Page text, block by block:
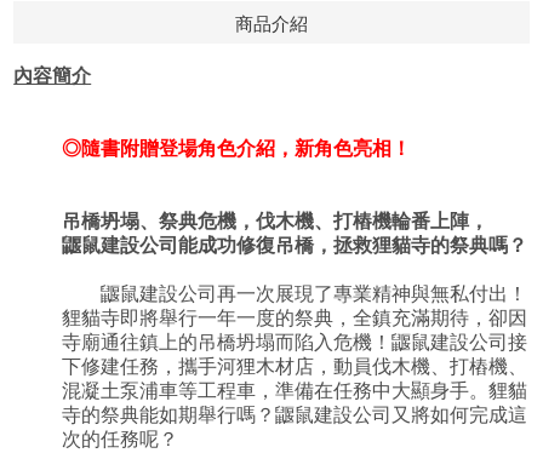
商品介紹
內容簡介
◎隨書附贈登場角色介紹，新角色亮相！
吊橋坍塌、祭典危機，伐木機、打樁機輪番上陣，
鼴鼠建設公司能成功修復吊橋，拯救狸貓寺的祭典嗎？
鼴鼠建設公司再一次展現了專業精神與無私付出！
貍貓寺即將舉行一年一度的祭典，全鎮充滿期待，卻因
寺廟通往鎮上的吊橋坍塌而陷入危機！鼴鼠建設公司接
下修建任務，攜手河狸木材店，動員伐木機、打樁機、
混凝土泵浦車等工程車，準備在任務中大顯身手。貍貓
寺的祭典能如期舉行嗎？鼴鼠建設公司又將如何完成這
次的任務呢？